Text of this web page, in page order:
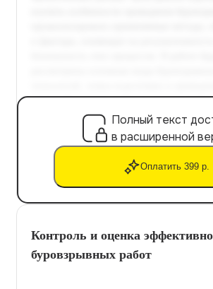
Полный текст
в расширенной
Оплатить 399 р.
Контроль и оценка
буровзрывных работ